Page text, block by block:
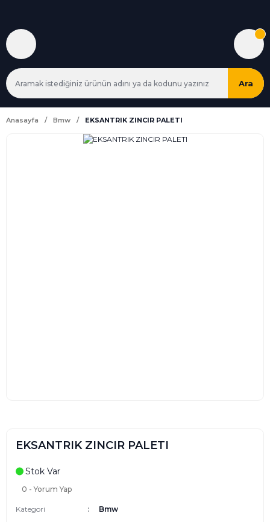
Ara
Anasayfa Bmw EKSANTRIK ZINCIR PALETI
EKSANTRIK ZINCIR PALETI
Stok Var
0 - Yorum Yap
Kategori
Bmw